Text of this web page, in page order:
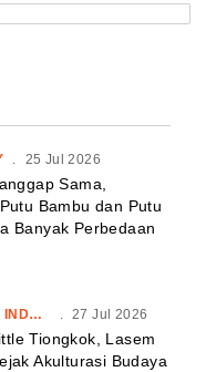
. 25 Jul 2026
Sama,
Bambu dan Putu
Banyak Perbedaan
INSPIRASI INDONESIA . 27 Jul 2026
Tiongkok, Lasem
Akulturasi Budaya